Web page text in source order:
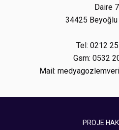
Daire
34425 Beyoğlu
Tel: 0212
Gsm: 0532
Mail:
PROJE